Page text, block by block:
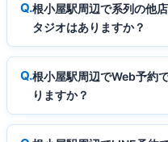
根小屋駅周辺で系列の他
タジオはありますか？
根小屋駅周辺でWeb予約
りますか？